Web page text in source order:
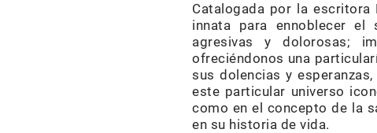
Catalogada por la escritora
innata para ennoblecer el
agresivas y dolorosas;
ofreciéndonos una
sus dolencias y
este particular universo
como en el concepto de la
en su historia de vida.